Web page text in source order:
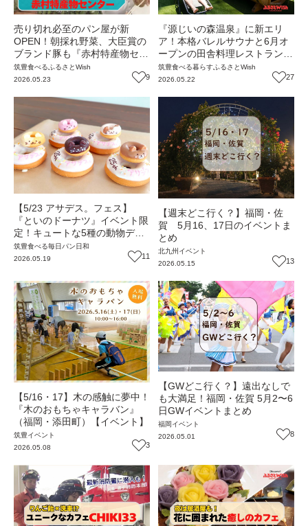
売り切れ必至のパン屋が新
OPEN！朝採れ野菜、大臣賞の
ブランド豚も『赤村特産物セン
ター』（福岡・赤村）【ふるさ
とWish】
筑豊食べる ふるさとWish
2026.05.23
9
『源じいの森温泉』に新エリ
ア！本格バレルサウナと6月オ
ープンの田舎料理レストランを
大満喫(福岡・赤村)【ふるさと
Wish】
筑豊食べる暮らす ふるさとWish
2026.05.22
27
【5/23 アサデス。フェス】
『といのドーナツ』イベント限
定！キュートな5種の動物デコ
ドーナツ♡
筑豊食べる毎日パン日和
2026.05.19
11
【週末どこ行く？】福岡・佐
賀 5月16、17日のイベントま
とめ
北九州 イベント
2026.05.15
13
【5/16・17】木の感触に夢中！
『木のおもちゃキャラバン』
（福岡・添田町）【イベント】
筑豊イベント
2026.05.08
3
【GWどこ行く？】遠出なしで
も大満足！福岡・佐賀 5月2〜6
日GWイベントまとめ
福岡 イベント
2026.05.01
8